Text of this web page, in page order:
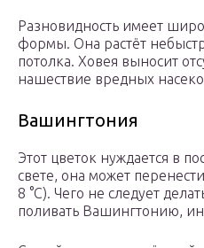
Разновидность имеет
формы. Она растёт
потолка. Ховея выносит
нашествие вредных
Вашингтония
Этот цветок нуждается в
свете, она может
8 °С). Чего не следует
поливать Вашингтонию,